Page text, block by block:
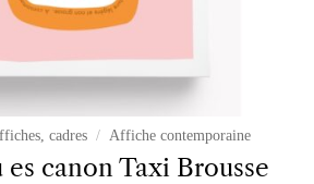
cadres / Affiche contemporaine
canon Taxi Brousse